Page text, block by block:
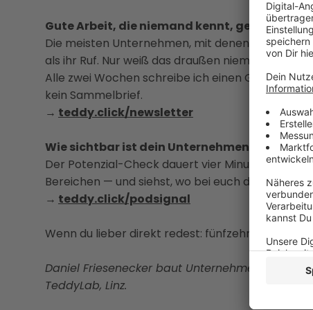
Gute Arbeit, die niemand kennt, gewinnt
Die meisten Unternehmen, mit denen ich
als ihr Ruf. Nur weiß das draußen niemand.
Alle zwei Wochen schreibe ich einen Gedanken
kein Sammelbrief.
→ teddy.click/newsletter
Wie sichtbar ist dein Unternehmen wirklich?
Der Potenzial-Check dauert vier Minuten.
Bereichen — und siehst, wo bei euch draußen
→ teddy.click/podsignal
Wenn du lieber direkt redest: fünfzehn Minuten,
Daniel Friesenecker baut Unternehmern ihr
TeddyLab, Linz.